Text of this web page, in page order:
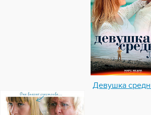
Девушка